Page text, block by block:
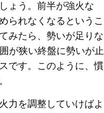
ょう。前半が強火な
られなくなるというこ
みたら、勢いが足りな
が狭い終盤に勢いが止
です。このように、慣
力を調整していけばよ